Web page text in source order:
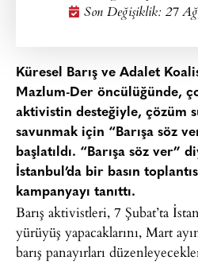
Son Değişiklik: 27
Küresel Barış ve Adalet
Mazlum-Der öncülüğünde,
aktivistin desteğiyle, çözüm
savunmak için “Barışa söz
başlatıldı. “Barışa söz ver”
İstanbul’da bir basın
kampanyayı tanıttı.
Barış aktivistleri, 7 Şubat’ta
yürüyüş yapacaklarını, Mart
barış panayırları